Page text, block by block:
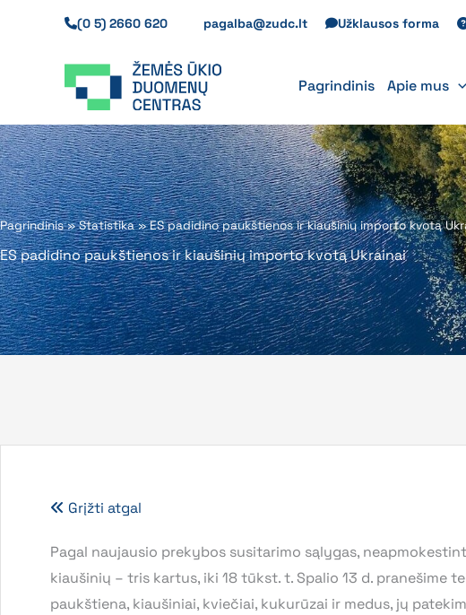
(0 5) 2660 620 pagalba@zudc.lt Užklausos forma
Pagrindinis Apie mus
Pagrindinis»Statistika»ES padidino paukštienos ir kiaušinių importo kvotą
ES padidino paukštienos ir kiaušinių importo kvotą Ukrainai
Grįžti atgal
Pagal naujausio prekybos susitarimo sąlygas,
kiaušinių – tris kartus, iki 18 tūkst. t. Spalio 13 d.
paukštiena, kiaušiniai, kviečiai, kukurūzai ir medus, jų